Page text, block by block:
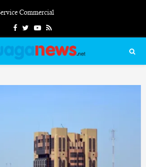
Commercial
FacebookTwitterYoutube
Rss